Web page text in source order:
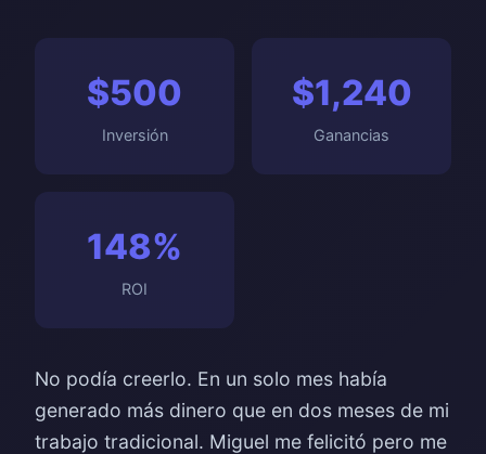
$500
Inversión
$1,240
Ganancias
148%
ROI
No podía creerlo. En un solo mes había
generado más dinero que en dos meses de mi
trabajo tradicional. Miguel me felicitó pero me